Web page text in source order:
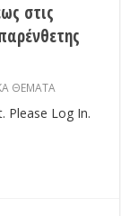
στις
ΘΕΜΑΤΑ
Please Log In.